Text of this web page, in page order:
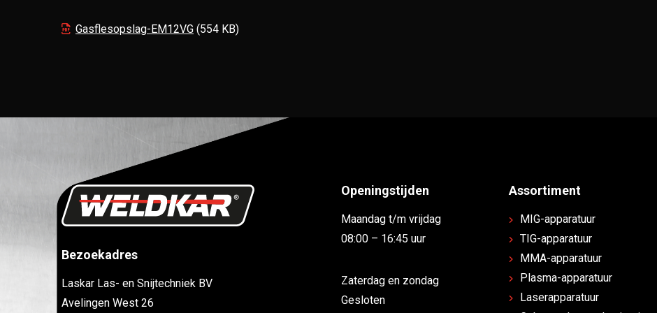
Gasflesopslag-EM12VG (554 KB)
Bezoekadres
Laskar Las- en Snijtechniek BV
Avelingen West 26
Openingstijden
Maandag t/m vrijdag
08:00 – 16:45 uur
Zaterdag en zondag
Gesloten
Assortiment
MIG-apparatuur
TIG-apparatuur
MMA-apparatuur
Plasma-apparatuur
Laserapparatuur